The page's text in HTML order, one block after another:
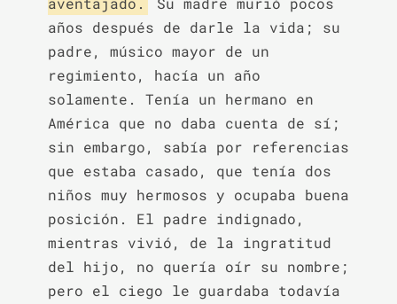
años después de darle la vida; su
padre, músico mayor de un
regimiento, hacía un año
solamente. Tenía un hermano en
América que no daba cuenta de sí;
sin embargo, sabía por referencias
que estaba casado, que tenía dos
niños muy hermosos y ocupaba buena
posición. El padre indignado,
mientras vivió, de la ingratitud
del hijo, no quería oír su nombre;
pero el ciego le guardaba todavía